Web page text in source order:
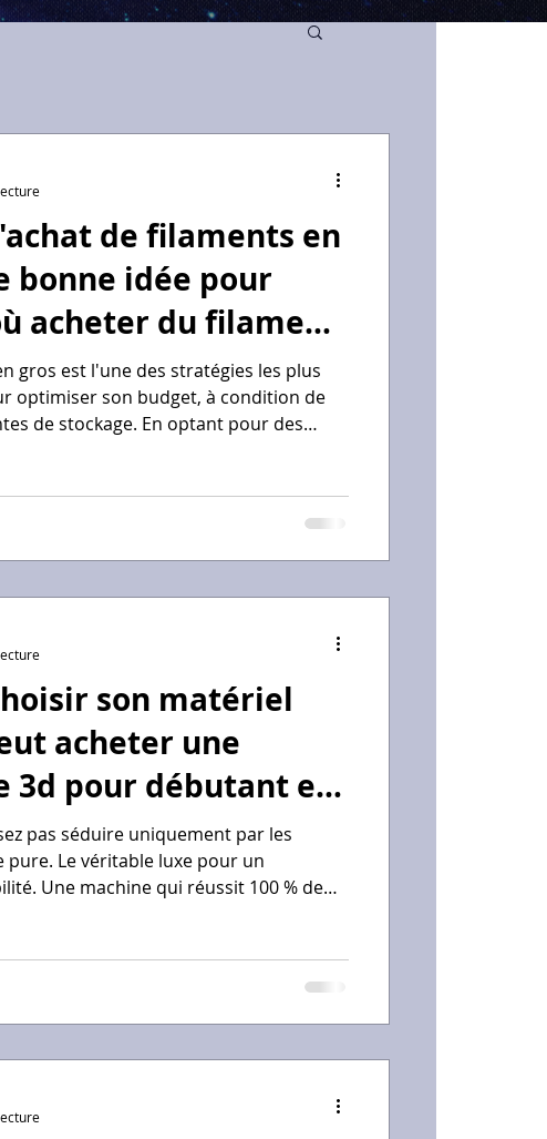
de filaments en
bonne idée pour
acheter du filament
qualité / prix ?
gros est l'une des stratégies les plus
optimiser son budget, à condition de
de stockage. En optant pour des
des 12 € à 15 €, offrant un rapport
pour les productions en série.
son matériel
acheter une
3d pour débutant en
pas séduire uniquement par les
pure. Le véritable luxe pour un
Une machine qui réussit 100 % de
CPF pour apprendre à lire entre les
: comprendre comment la
influence la qualité de surface vous